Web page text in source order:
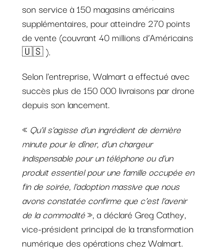
son service à 150 magasins américains
supplémentaires, pour atteindre 270 points
de vente (couvrant 40 millions d’Américains
🇺🇸 ).
Selon l'entreprise, Walmart a effectué avec
succès plus de 150 000 livraisons par drone
depuis son lancement.
« Qu’il s’agisse d’un ingrédient de dernière
minute pour le dîner, d’un chargeur
indispensable pour un téléphone ou d’un
produit essentiel pour une famille occupée en
fin de soirée, l’adoption massive que nous
avons constatée confirme que c’est l’avenir
de la commodité», a déclaré Greg Cathey,
vice-président principal de la transformation
numérique des opérations chez Walmart.